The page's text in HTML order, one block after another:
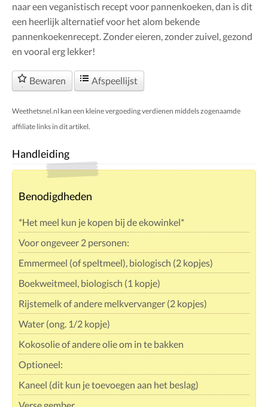
naar een veganistisch recept voor pannenkoeken, dan is dit
een heerlijk alternatief voor het alom bekende
pannenkoekenrecept. Zonder eieren, zonder zuivel, gezond
en vooral erg lekker!
Bewaren Afspeellijst
Weethetsnel.nl kan een kleine vergoeding verdienen middels zogenaamde
affiliate links in dit artikel.
Handleiding
Benodigdheden
*Het meel kun je kopen bij de ekowinkel*
Voor ongeveer 2 personen:
Emmermeel (of speltmeel), biologisch (2 kopjes)
Boekweitmeel, biologisch (1 kopje)
Rijstemelk of andere melkvervanger (2 kopjes)
Water (ong. 1/2 kopje)
Kokosolie of andere olie om in te bakken
Optioneel:
Kaneel (dit kun je toevoegen aan het beslag)